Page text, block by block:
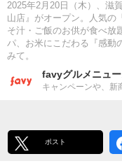
2025年2月20日（木）、滋
山店』がオープン。人気の
そ汁・ご飯のお供が食べ放
パ、お米にこだわる『感動
みて。
favyグルメニュ
キャンペーンや、新
ポスト